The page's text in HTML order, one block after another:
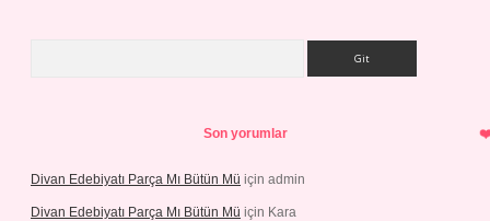
Son yorumlar
Divan Edebiyatı Parça Mı Bütün Mü için admin
Divan Edebiyatı Parça Mı Bütün Mü için Kara